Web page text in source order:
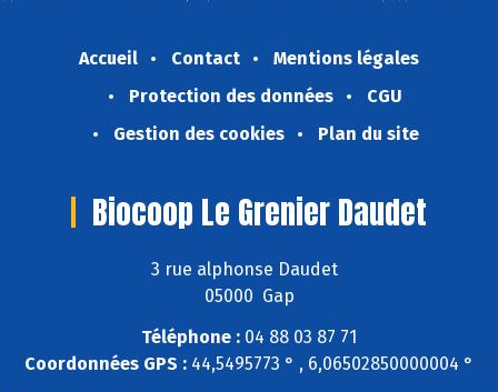
Accueil Contact
Mentions légales
Protection des données
CGU
Gestion des cookies
Plan du site
Biocoop Le Grenier Daudet
3 rue alphonse Daudet
05000 Gap
Téléphone : 04 88 03 87 71
Coordonnées GPS : 44,5495773 ° , 6,06502850000004 °